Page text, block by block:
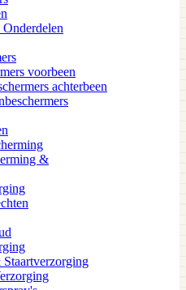
voorbeen
achterbeen
&